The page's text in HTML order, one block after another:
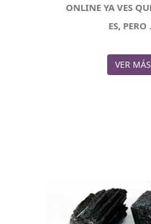
ONLINE YA VES
ES,
VER MÁS